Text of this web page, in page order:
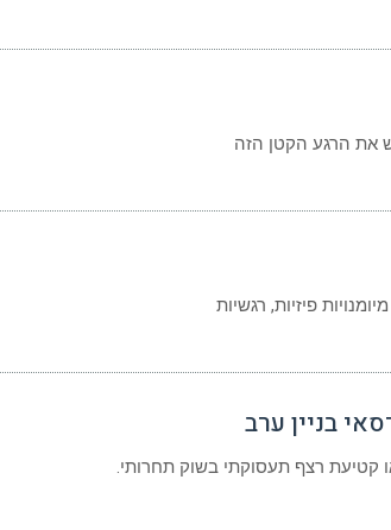
את הרגע הקטן הזה
פיזיות, רגשיות
בניין ערב
קטיעת רצף תעסוקתי בשוק תחרותי.